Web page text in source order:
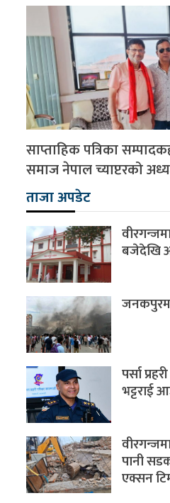
साप्ताहिक पत्रिका
समाज नेपाल च्याप्टरको
ताजा अपडेट
बजेदेखि
पर्सा
भट्टराई
पानी
एक्सन